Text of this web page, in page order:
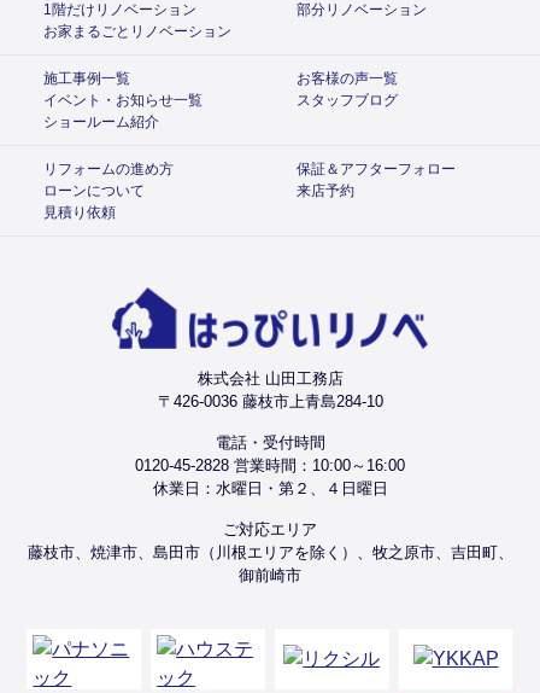
1階だけリノベーション
部分リノベーション
お家まるごとリノベーション
施工事例一覧
お客様の声一覧
イベント・お知らせ一覧
スタッフブログ
ショールーム紹介
リフォームの進め方
保証＆アフターフォロー
ローンについて
来店予約
見積り依頼
株式会社 山田工務店
〒426-0036 藤枝市上青島284-10
電話・受付時間
0120-45-2828 営業時間：10:00～16:00
休業日：水曜日・第２、４日曜日
ご対応エリア
藤枝市、焼津市、島田市（川根エリアを除く）、牧之原市、吉田町、
御前崎市